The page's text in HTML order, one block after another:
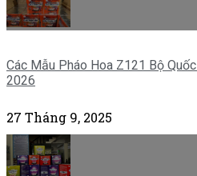
Các Mẫu Pháo Hoa Z121 Bộ
2026
27 Tháng 9, 2025